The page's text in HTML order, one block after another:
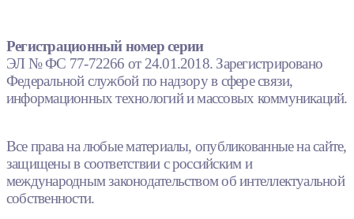
Регистрационный номер серии
ЭЛ № ФС 77-72266 от 24.01.2018. Зарегистрировано
Федеральной службой по надзору в сфере связи,
информационных технологий и массовых коммуникаций.
Все права на любые материалы, опубликованные на сайте,
защищены в соответствии с российским и
международным законодательством об интеллектуальной
собственности.